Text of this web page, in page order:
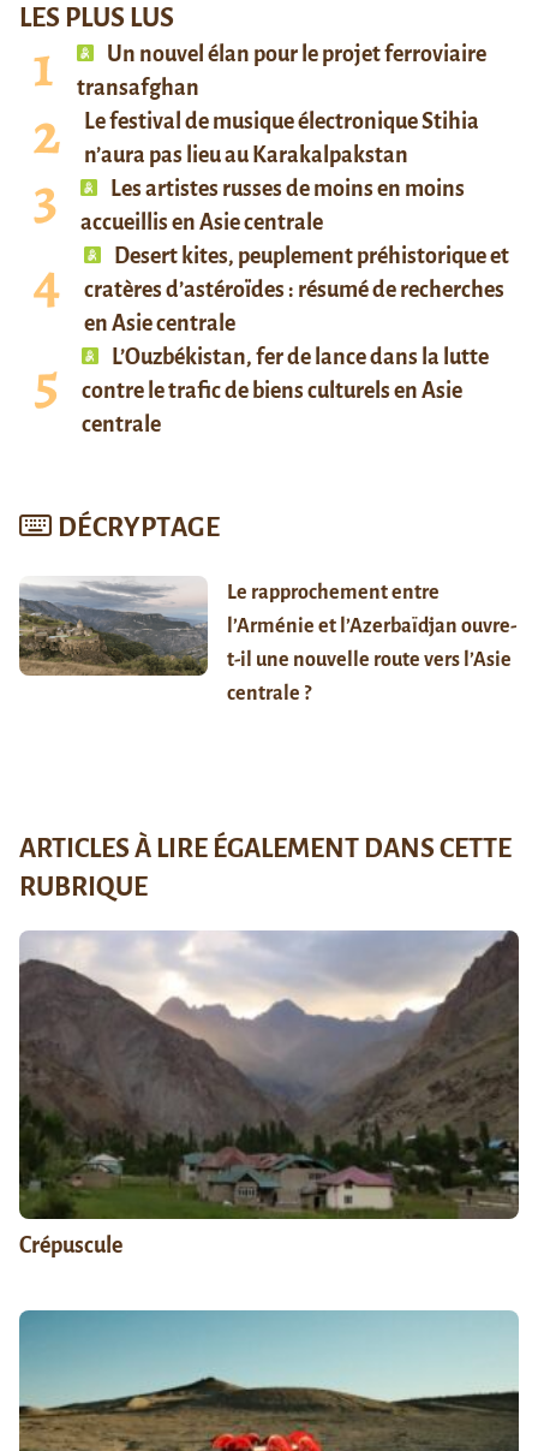
LES PLUS LUS
Un nouvel élan pour le projet ferroviaire
transafghan
Le festival de musique électronique Stihia
n’aura pas lieu au Karakalpakstan
Les artistes russes de moins en moins
accueillis en Asie centrale
Desert kites, peuplement préhistorique et
cratères d’astéroïdes : résumé de recherches
en Asie centrale
L’Ouzbékistan, fer de lance dans la lutte
contre le trafic de biens culturels en Asie
centrale
DÉCRYPTAGE
Le rapprochement entre
l’Arménie et l’Azerbaïdjan ouvre-
t-il une nouvelle route vers l’Asie
centrale ?
ARTICLES À LIRE ÉGALEMENT DANS CETTE
RUBRIQUE
Crépuscule